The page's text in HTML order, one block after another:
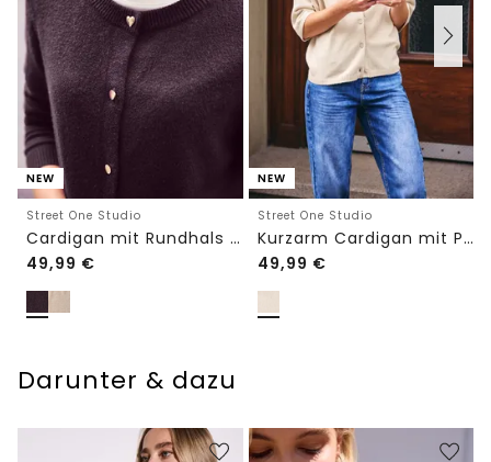
NEW
Street One Studio
Cardigan mit Rundhals und Knöpfen
49,99 €
NEW
Street One Studio
Kurzarm Cardigan mit Polokragen
49,99 €
Darunter & dazu